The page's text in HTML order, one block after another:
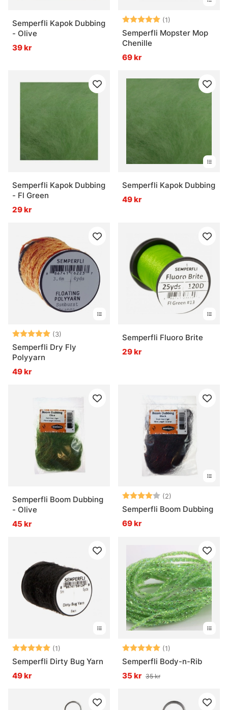
Semperfli Kapok Dubbing
- Olive
39 kr
Betyg: (1)
Semperfli Mopster Mop
Chenille
69 kr
Semperfli Kapok Dubbing
- Fl Green
29 kr
Semperfli Kapok Dubbing
49 kr
Betyg: (3)
5.0 utav 5 stjärnor
Semperfli Dry Fly
Polyyarn
49 kr
Semperfli Fluoro Brite
29 kr
Semperfli Boom Dubbing
- Olive
45 kr
Betyg: (2)
Semperfli Boom Dubbing
69 kr
Betyg: (1)
5.0 utav 5 stjärnor
Semperfli Dirty Bug Yarn
49 kr
Betyg: (1)
Semperfli Body-n-Rib
35 kr 35 kr